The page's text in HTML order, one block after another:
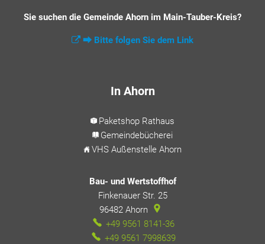
Sie suchen die Gemeinde Ahorn im Main-Tauber-Kreis?
⮕ Bitte folgen Sie dem Link
In Ahorn
Paketshop Rathaus
Gemeindebücherei
VHS Außenstelle Ahorn
Bau- und Wertstoffhof
Finkenauer Str. 25
96482 Ahorn
+49 9561 8141-36
+49 9561 7998639